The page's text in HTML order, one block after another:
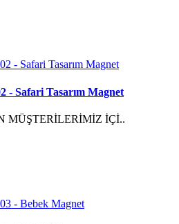
- Safari Tasarım Magnet
MÜŞTERİLERİMİZ İÇİ..